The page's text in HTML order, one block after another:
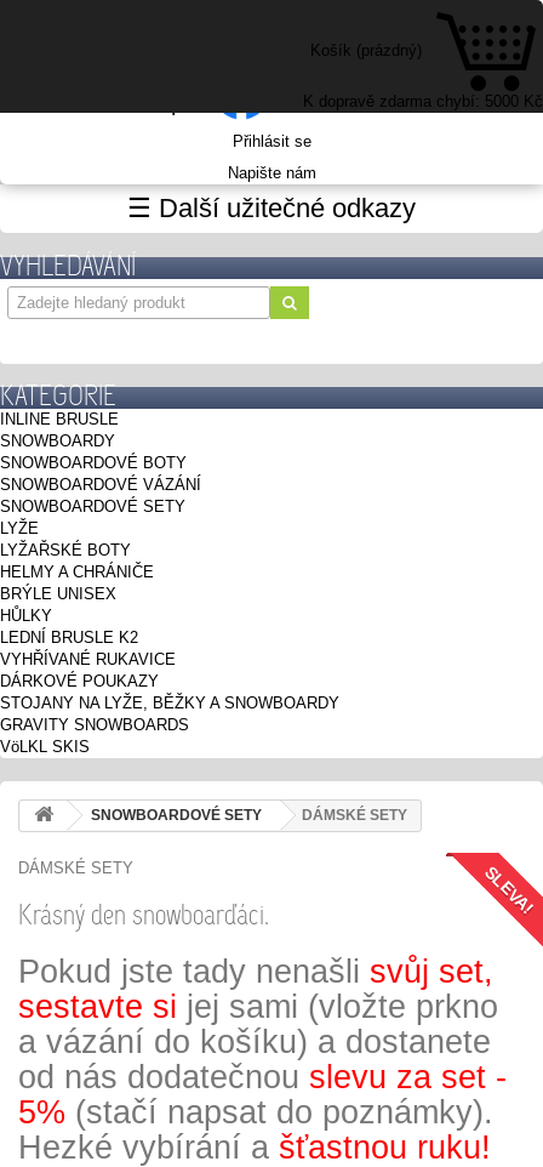
Košík (prázdný)
K dopravě zdarma chybí: 5000 Kč
Přihlásit se
Napište nám
☰ Další užitečné odkazy
VYHLEDÁVÁNÍ
KATEGORIE
INLINE BRUSLE
SNOWBOARDY
SNOWBOARDOVÉ BOTY
SNOWBOARDOVÉ VÁZÁNÍ
SNOWBOARDOVÉ SETY
LYŽE
LYŽAŘSKÉ BOTY
HELMY A CHRÁNIČE
BRÝLE UNISEX
HŮLKY
LEDNÍ BRUSLE K2
VYHŘÍVANÉ RUKAVICE
DÁRKOVÉ POUKAZY
STOJANY NA LYŽE, BĚŽKY A SNOWBOARDY
GRAVITY SNOWBOARDS
VöLKL SKIS
SNOWBOARDOVÉ SETY DÁMSKÉ SETY
DÁMSKÉ SETY
Krásný den snowboarďáci.
Pokud jste tady nenašli svůj set,
sestavte si jej sami (vložte prkno
a vázání do košíku) a dostanete
od nás dodatečnou slevu za set -
5% (stačí napsat do poznámky).
Hezké vybírání a šťastnou ruku!
SLEVA!
SLEVA!
SLEVA!
SLEVA!
SLEVA!
SLEVA!